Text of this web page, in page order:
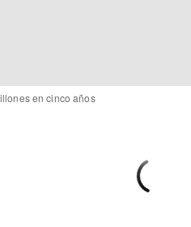
en cinco años